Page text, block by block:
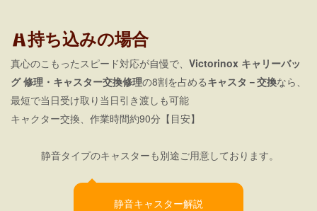
持ち込みの場合
真心のこもったスピード対応が自慢で、 Victorinox キャリーバッ
グ 修理 ・キャスター交換修理の8割を占めるキャスタ－交換なら、
最短で当日受け取り当日引き渡しも可能
キャクター交換、作業時間約90分【目安】
静音タイプのキャスターも別途ご用意しております。
静音キャスター解説